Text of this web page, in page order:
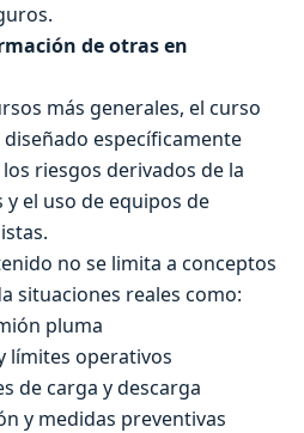
de otras en
más generales, el curso
diseñado específicamente
riesgos derivados de la
el uso de equipos de
no se limita a conceptos
situaciones reales como:
pluma
límites operativos
de carga y descarga
y medidas preventivas